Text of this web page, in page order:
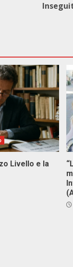
Livello e la